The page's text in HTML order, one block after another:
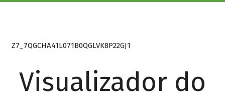
Z7_7QGCHA41L071B0QGLVK8P22GJ1
Visualizador do